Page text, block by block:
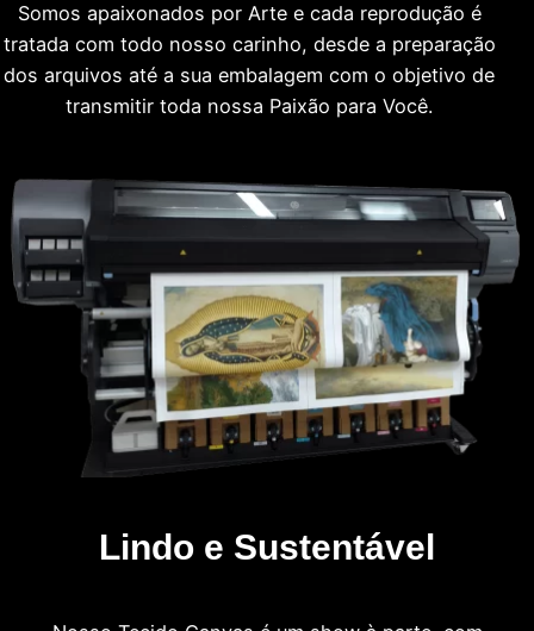
Somos apaixonados por Arte e cada reprodução é
tratada com todo nosso carinho, desde a preparação
dos arquivos até a sua embalagem com o objetivo de
transmitir toda nossa Paixão para Você.
Lindo e Sustentável